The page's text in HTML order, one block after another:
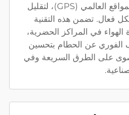
المتحكم به بواسطة نظام تحديد المواقع العالمي (GPS)، لتقليل
تضمن هذه التقنية
في المراكز الحضرية،
عن الحطام بتحسين
الطرق السريعة وفي